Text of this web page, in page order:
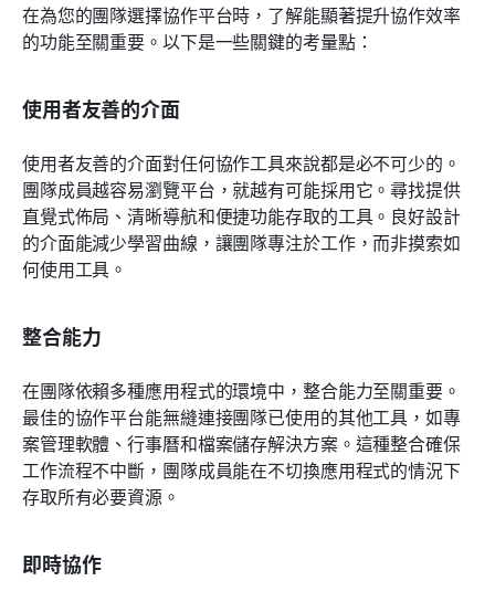
在為您的團隊選擇協作平台時，了解能顯著提升協作效率
的功能至關重要。以下是一些關鍵的考量點：
使用者友善的介面
使用者友善的介面對任何協作工具來說都是必不可少的。
團隊成員越容易瀏覽平台，就越有可能採用它。尋找提供
直覺式佈局、清晰導航和便捷功能存取的工具。良好設計
的介面能減少學習曲線，讓團隊專注於工作，而非摸索如
何使用工具。
整合能力
在團隊依賴多種應用程式的環境中，整合能力至關重要。
最佳的協作平台能無縫連接團隊已使用的其他工具，如專
案管理軟體、行事曆和檔案儲存解決方案。這種整合確保
工作流程不中斷，團隊成員能在不切換應用程式的情況下
存取所有必要資源。
即時協作